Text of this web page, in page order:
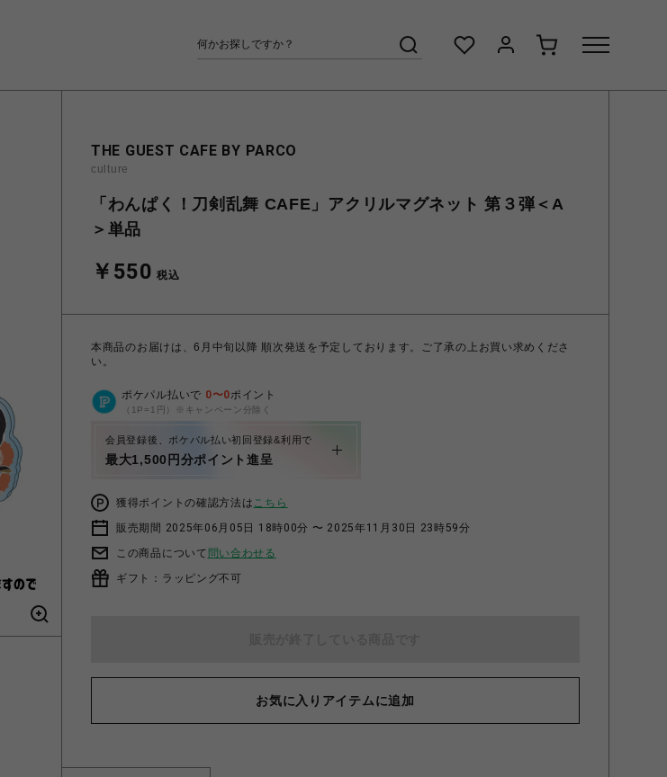
THE GUEST CAFE BY PARCO
culture
「わんぱく！刀剣乱舞 CAFE」アクリルマグネット 第３弾＜A
＞単品
￥550 税込
本商品のお届けは、6月中旬以降 順次発送を予定しております。ご了承の上お買い求めくださ
い。
ポケパル払いで 0〜0ポイント
（1P=1円）※キャンペーン分除く
会員登録後、ポケパル払い初回登録&利用で
最大1,500円分ポイント進呈
獲得ポイントの確認方法はこちら
販売期間 2025年06月05日 18時00分 〜 2025年11月30日 23時59分
この商品について 問い合わせる
ギフト：ラッピング不可
お気に入りアイテムに追加